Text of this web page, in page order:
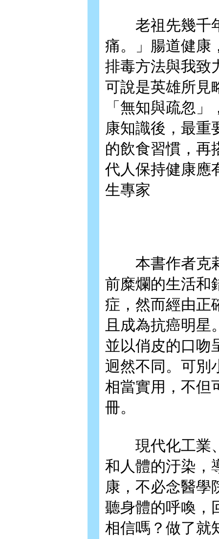
老祖先幾千年
痛。」腸道健康
排毒方法與我致
可說是英雄所見
「無知與疏忽
康知識後，最重
的飲食習慣，再
代人保持健康應
生專家
本書作者克莉
前糜爛的生活和
症，然而經由正
且成為抗癌明星
並以俏皮的口吻
迥然不同。可別
相當實用，不但
冊。
現代化工業、
和人體的汙染，
康，不必念醫學
聽身體的呼喚，
相信嗎？做了就